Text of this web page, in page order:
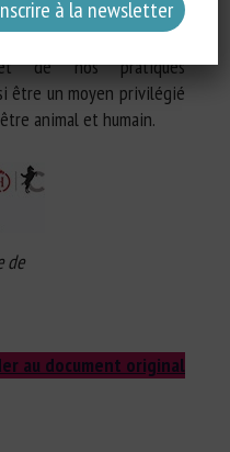
peut s’avérer
nécessaire de nos
et de nos pratiques
être un moyen privilégié
animal et humain.
de
au document original